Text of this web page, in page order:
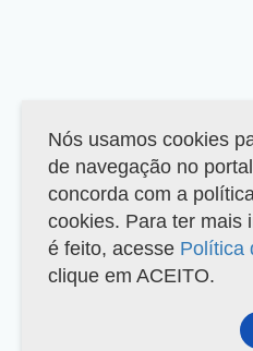
Nós usamos cookies
de navegação no
concorda com a
cookies. Para ter mais
é feito, acesse Política
clique em ACEITO.